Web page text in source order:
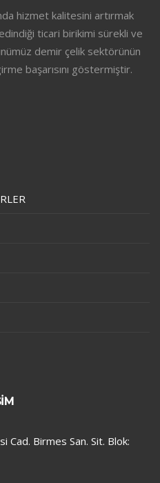
hizmet kalitesini artırmak
ticari birikimi sürekli ve
demir çelik sektörünün
başarısını göstermiştir.
Cad. Birmes San. Sit. Blok: